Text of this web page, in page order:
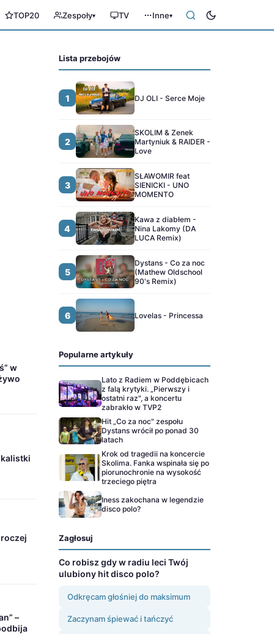
TOP20 Zespoły▾ TV Inne▾
w
–
Lista przebojów
1 DJ OLI - Serce Moje
2
SKOLIM & Zenek
Martyniuk & RAIDER -
Love
3
SŁAWOMIR feat
SIENICKI - UNO
MOMENTO
4
Kawa z diabłem -
Nina Lakomy (DA
LUCA Remix)
5
Dystans - Co za noc
(Mathew Oldschool
90's Remix)
6 Lovelas - Princessa
Popularne artykuły
Lato z Radiem w Poddębicach
z falą krytyki. „Pierwszy i
ostatni raz", a koncertu
zabrakło w TVP2
Hit „Co za noc" zespołu
Dystans wrócił po ponad 30
latach
Krok od tragedii na koncercie
Skolima. Fanka wspinała się po
piorunochronie na wysokość
trzeciego piętra
Iness zakochana w legendzie
disco polo?
Zagłosuj
Co robisz gdy w radiu leci Twój
ulubiony hit disco polo?
Odkręcam głośniej do maksimum
Zaczynam śpiewać i tańczyć